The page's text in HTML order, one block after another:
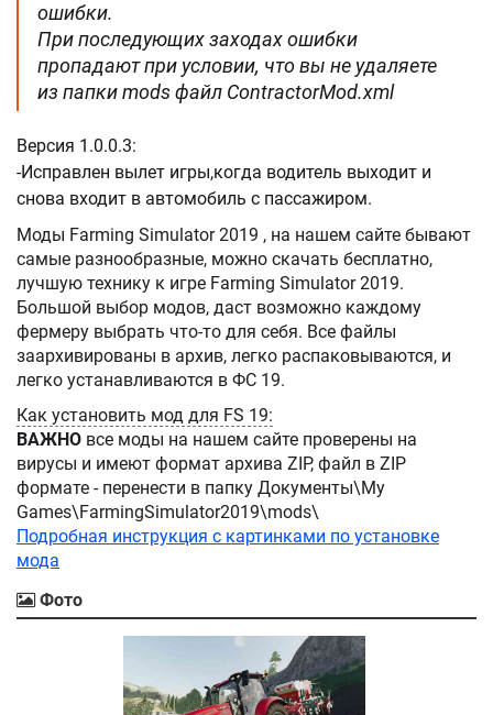
ошибки.
При последующих заходах ошибки
пропадают при условии, что вы не удаляете
из папки mods файл ContractorMod.xml
Версия 1.0.0.3:
-Исправлен вылет игры,когда водитель выходит и
снова входит в автомобиль с пассажиром.
Моды Farming Simulator 2019 , на нашем сайте бывают
самые разнообразные, можно скачать бесплатно,
лучшую технику к игре Farming Simulator 2019.
Большой выбор модов, даст возможно каждому
фермеру выбрать что-то для себя. Все файлы
заархивированы в архив, легко распаковываются, и
легко устанавливаются в ФС 19.
Как установить мод для FS 19:
ВАЖНО все моды на нашем сайте проверены на
вирусы и имеют формат архива ZIP, файл в ZIP
формате - перенести в папку Документы\My
Games\FarmingSimulator2019\mods\
Подробная инструкция с картинками по установке
мода
Фото